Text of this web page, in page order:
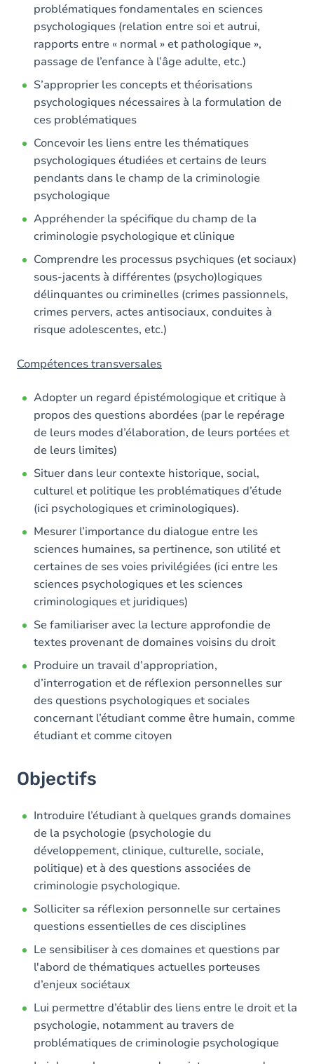
problématiques fondamentales en sciences
psychologiques (relation entre soi et autrui,
rapports entre « normal » et pathologique »,
passage de l’enfance à l’âge adulte, etc.)
S’approprier les concepts et théorisations
psychologiques nécessaires à la formulation de
ces problématiques
Concevoir les liens entre les thématiques
psychologiques étudiées et certains de leurs
pendants dans le champ de la criminologie
psychologique
Appréhender la spécifique du champ de la
criminologie psychologique et clinique
Comprendre les processus psychiques (et sociaux)
sous-jacents à différentes (psycho)logiques
délinquantes ou criminelles (crimes passionnels,
crimes pervers, actes antisociaux, conduites à
risque adolescentes, etc.)
Compétences transversales
Adopter un regard épistémologique et critique à
propos des questions abordées (par le repérage
de leurs modes d’élaboration, de leurs portées et
de leurs limites)
Situer dans leur contexte historique, social,
culturel et politique les problématiques d’étude
(ici psychologiques et criminologiques).
Mesurer l’importance du dialogue entre les
sciences humaines, sa pertinence, son utilité et
certaines de ses voies privilégiées (ici entre les
sciences psychologiques et les sciences
criminologiques et juridiques)
Se familiariser avec la lecture approfondie de
textes provenant de domaines voisins du droit
Produire un travail d’appropriation,
d’interrogation et de réflexion personnelles sur
des questions psychologiques et sociales
concernant l’étudiant comme être humain, comme
étudiant et comme citoyen
Objectifs
Introduire l’étudiant à quelques grands domaines
de la psychologie (psychologie du
développement, clinique, culturelle, sociale,
politique) et à des questions associées de
criminologie psychologique.
Solliciter sa réflexion personnelle sur certaines
questions essentielles de ces disciplines
Le sensibiliser à ces domaines et questions par
l'abord de thématiques actuelles porteuses
d’enjeux sociétaux
Lui permettre d’établir des liens entre le droit et la
psychologie, notamment au travers de
problématiques de criminologie psychologique